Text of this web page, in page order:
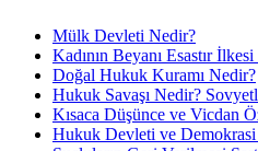
Mülk Devleti Nedir?
Kadının Beyanı Esastır
Doğal Hukuk Kuramı Nedir?
Hukuk Savaşı Nedir?
Kısaca Düşünce ve Vicdan
Hukuk Devleti ve Demokrasi